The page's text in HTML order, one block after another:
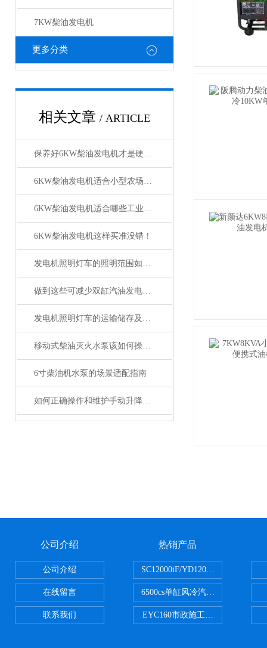
7KW柴油发电机
更多分类
相关文章 / ARTICLE
保养好6KW柴油发电机才是硬道理！
6KW柴油发电机适合小型农场使用吗？
6KW柴油发电机适合哪些工业用途？
6KW柴油发电机这样买准没错！
发电机照明灯车的照明范围如何调整？
做到这些可减少双缸汽油发电机故障的发生！
发电机照明灯车的运输储存及结构特性
移动式柴油灭火水泵该如何操作和保养？
6寸柴油机水泵的场景适配指南
如何正确操作和维护手动升降照明灯车
公司介绍
公司介绍
在线留言
联系我们
热销产品
SC12000iF/YD12000大疆T30用
6500cs单缸风冷汽油发电机小型
EYC160市政施工用路面切割机配